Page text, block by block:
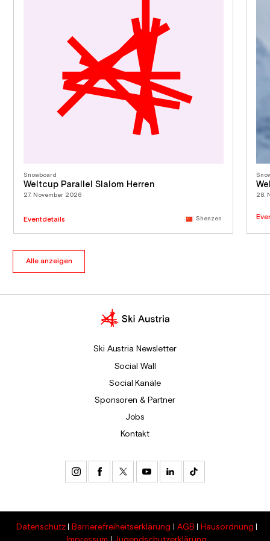
Snowboard
Weltcup Parallel Slalom Herren
27. November 2026
Eventdetails Shenzen
28.
Alle anzeigen
Ski Austria Newsletter
Social Wall
Social Kanäle
Sponsoren & Partner
Jobs
Kontakt
Datenschutz Barrierefreiheitserklärung AGB
Hausordnung